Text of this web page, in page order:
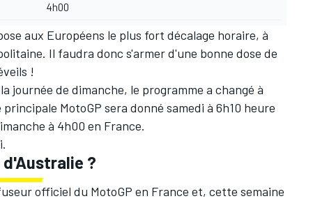
4h00
aux Européens le plus fort décalage horaire, à
Il faudra donc s'armer d'une bonne dose de
!
journée de dimanche, le programme a changé à
MotoGP sera donné samedi à 6h10 heure
à 4h00 en France.
.
d'Australie ?
officiel du MotoGP en France et, cette semaine